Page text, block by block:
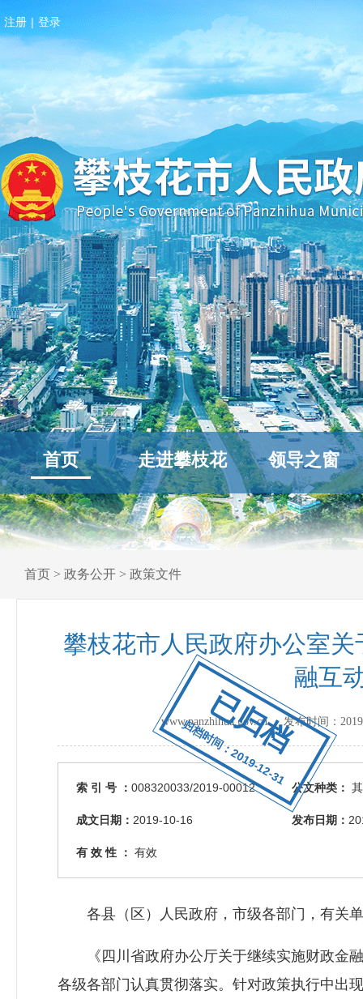
已归档
归档时间：2019-12-31
注册 | 登录
首页 走进攀枝花 领导之窗
首页 > 政务公开 > 政策文件
攀枝花市人民政府办公室
融互
www.panzhihua.gov.cn 发布时间：
索 引 号 ： 008320033/2019-00012 公文种类：
成文日期： 2019-10-16 发布日期：
有 效 性 ： 有效
各县（区）人民政府，市级各部门，有关
《四川省政府办公厅关于继续实施财政金融
各级各部门认真贯彻落实。针对政策执行中出